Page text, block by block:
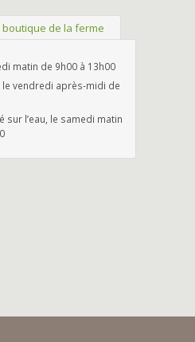
boutique de la ferme
matin de 9h00 à 13h00
le vendredi après-midi de
sur l’eau, le samedi matin